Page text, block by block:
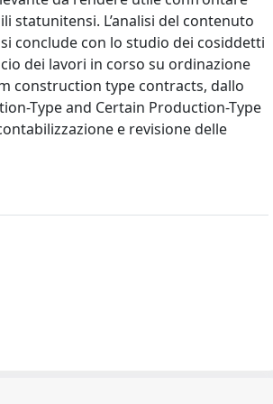
statunitensi. L’analisi del contenuto
conclude con lo studio dei cosiddetti
dei lavori in corso su ordinazione
construction type contracts, dallo
Type and Certain Production-Type
e revisione delle